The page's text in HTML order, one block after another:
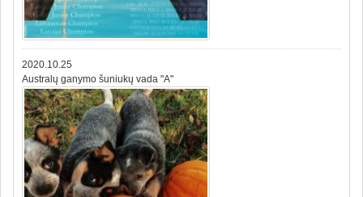
2020.10.25
Australų ganymo šuniukų vada "A"